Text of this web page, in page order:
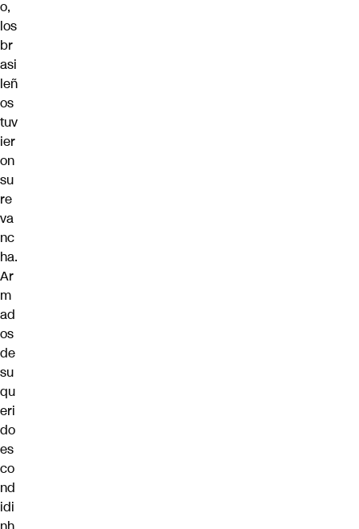
o,
los
br
asi
leñ
os
tuv
ier
on
su
re
va
nc
ha.
Ar
m
ad
os
de
su
qu
eri
do
es
co
nd
idi